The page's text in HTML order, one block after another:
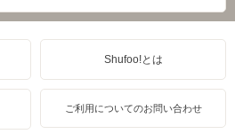
Shufoo!とは
ご利用についてのお問い合わせ